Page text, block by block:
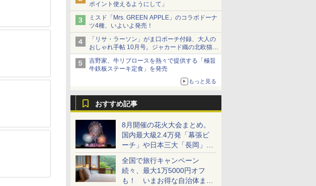
ポイント使えるようにして」
ミスド「Mrs. GREEN APPLE」のコラボドーナ
ツ4種、いよいよ発売！
「リサ・ラーソン」がま口ポーチ付録、大人の
おしゃれ手帖 10月号。ジャカード織の北欧猫デ
ザイン
吉野家、牛リブロースを熱々で提供する「極旨
牛鉄板ステーキ定食」を発売
もっと見る
おすすめ記事
8月開催の花火大会まとめ。
国内最大級2.4万発「幕張ビ
ーチ」や日本三大「長岡」な
ど大型イベント目白押し！
全国で旅行キャンペーン
続々、最大1万5000円オフ
も！ いまお得な自治体まと